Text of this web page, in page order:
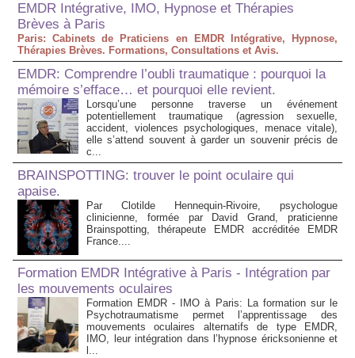
EMDR Intégrative, IMO, Hypnose et Thérapies
Brèves à Paris
Paris: Cabinets de Praticiens en EMDR Intégrative, Hypnose,
Thérapies Brèves. Formations, Consultations et Avis.
EMDR: Comprendre l’oubli traumatique : pourquoi la
mémoire s’efface… et pourquoi elle revient.
Lorsqu’une personne traverse un événement
potentiellement traumatique (agression sexuelle,
accident, violences psychologiques, menace vitale),
elle s’attend souvent à garder un souvenir précis de
c...
BRAINSPOTTING: trouver le point oculaire qui
apaise.
Par Clotilde Hennequin-Rivoire, psychologue
clinicienne, formée par David Grand, praticienne
Brainspotting, thérapeute EMDR accréditée EMDR
France....
Formation EMDR Intégrative à Paris - Intégration par
les mouvements oculaires
Formation EMDR - IMO à Paris: La formation sur le
Psychotraumatisme permet l’apprentissage des
mouvements oculaires alternatifs de type EMDR,
IMO, leur intégration dans l’hypnose éricksonienne et
l...